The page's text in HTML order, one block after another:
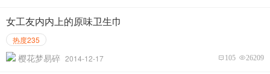
女工友内内上的原味卫生巾
热度235
樱花梦易碎 2014-12-17 26209
105